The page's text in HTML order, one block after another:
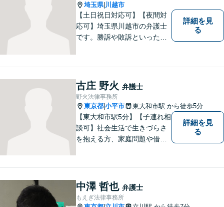
埼玉県| 川越市
【土日祝日対応可】【夜間対
応可】埼玉県川越市の弁護士
です。勝訴や敗訴といった結
ます。ぜひ一度ご相談くださ
い。
詳細を見
る
古庄 野火 弁護士
野火法律事務所
東京都 小平市 東大和市駅 から徒歩5分
【東大和市駅5分】【子連れ相
談可】社会生活で生きづらさ
を抱える方、家庭問題や借金
談無料】【分割払い可】【法
テラス利用可】
詳細を見
る
中澤 哲也 弁護士
もえぎ法律事務所